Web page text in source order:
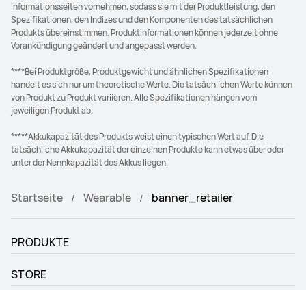
Informationsseiten vornehmen, sodass sie mit der Produktleistung, den
Spezifikationen, den Indizes und den Komponenten des tatsächlichen
Produkts übereinstimmen. Produktinformationen können jederzeit ohne
Vorankündigung geändert und angepasst werden.
****Bei Produktgröße, Produktgewicht und ähnlichen Spezifikationen
handelt es sich nur um theoretische Werte. Die tatsächlichen Werte können
von Produkt zu Produkt variieren. Alle Spezifikationen hängen vom
jeweiligen Produkt ab.
*****Akkukapazität des Produkts weist einen typischen Wert auf. Die
tatsächliche Akkukapazität der einzelnen Produkte kann etwas über oder
unter der Nennkapazität des Akkus liegen.
Startseite Wearable banner_retailer
PRODUKTE
STORE